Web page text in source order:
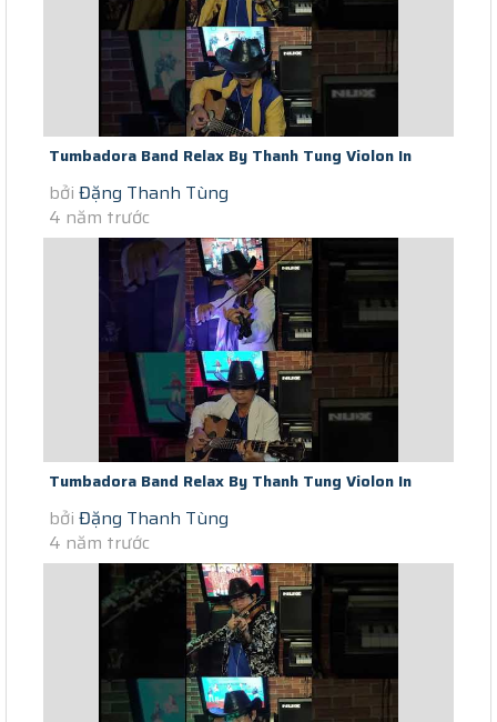
Tumbadora Band Relax By Thanh Tung Violon In
Saigon Social Distance Tu Te...
bởi Đặng Thanh Tùng
4 năm trước
Tumbadora Band Relax By Thanh Tung Violon In
Saigon Social Distance...
bởi Đặng Thanh Tùng
4 năm trước